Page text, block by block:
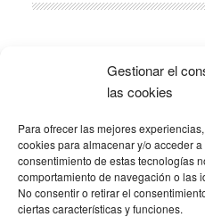
Gestionar el
las cookies
Para ofrecer las mejores
cookies para almacenar y/o acceder
consentimiento de estas tecnologías
comportamiento de navegación o las
No consentir o retirar el
ciertas características y funciones.
lateral
Popular
SOBRE LA
Los costes de este blog se
enlaces de afiliación, que